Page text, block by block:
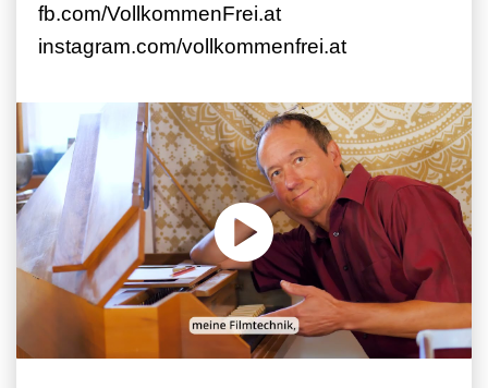
fb.com/VollkommenFrei.at
instagram.com/vollkommenfrei.at